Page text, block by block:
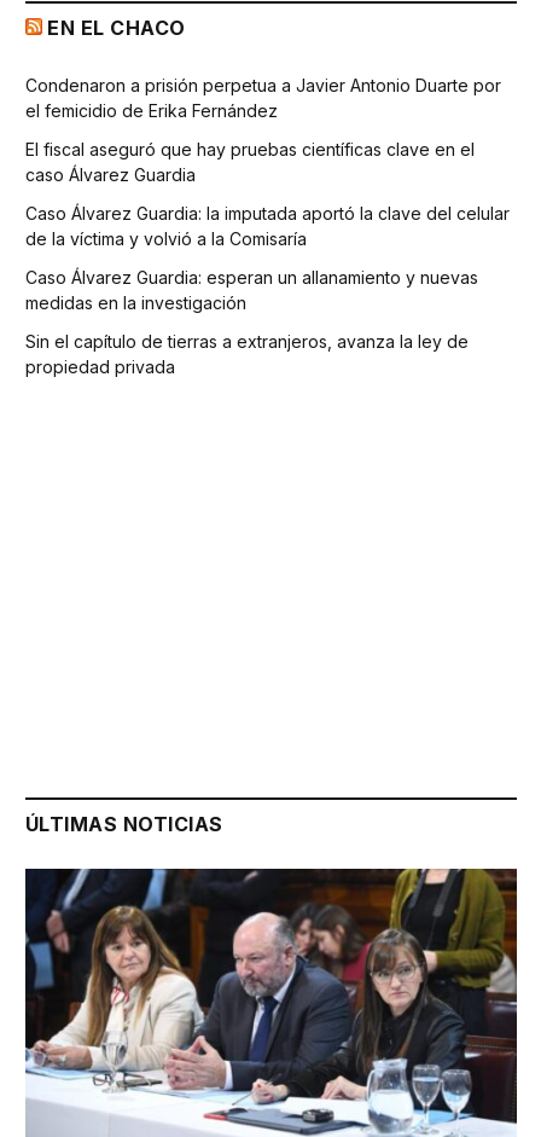
EN EL CHACO
Condenaron a prisión perpetua a Javier Antonio Duarte por
el femicidio de Erika Fernández
El fiscal aseguró que hay pruebas científicas clave en el
caso Álvarez Guardia
Caso Álvarez Guardia: la imputada aportó la clave del celular
de la víctima y volvió a la Comisaría
Caso Álvarez Guardia: esperan un allanamiento y nuevas
medidas en la investigación
Sin el capítulo de tierras a extranjeros, avanza la ley de
propiedad privada
ÚLTIMAS NOTICIAS